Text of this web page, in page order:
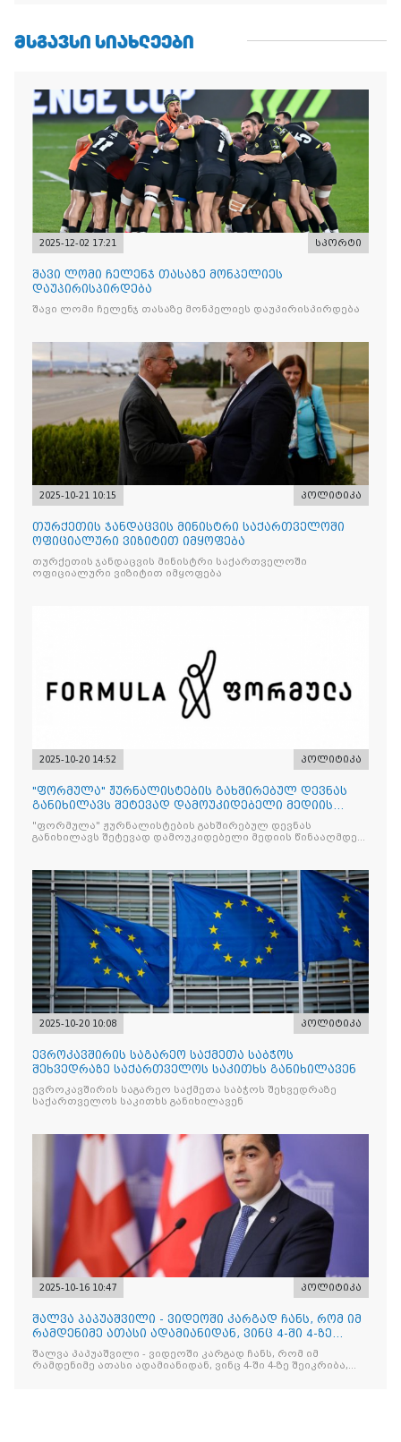
ᲛᲡᲒᲐᲕᲡᲘ ᲡᲘᲐᲮᲚᲔᲔᲑᲘ
2025-12-02 17:21 სპორტი
შავი ლომი ჩელენჯ თასაზე მონპელიეს
დაუპირისპირდება
შავი ლომი ჩელენჯ თასაზე მონპელიეს დაუპირისპირდება
2025-10-21 10:15 პოლიტიკა
თურქეთის ჯანდაცვის მინისტრი საქართველოში
ოფიციალური ვიზიტით იმყოფება
თურქეთის ჯანდაცვის მინისტრი საქართველოში
ოფიციალური ვიზიტით იმყოფება
2025-10-20 14:52 პოლიტიკა
"ფორმულა" ჟურნალისტების გახშირებულ დევნას
განიხილავს შეტევად დამოუკიდებელი მედიის
წინააღმდ
"ფორმულა" ჟურნალისტების გახშირებულ დევნას
განიხილავს შეტევად დამოუკიდებელი მედიის წინააღმდეგ,
2025-10-20 10:08 პოლიტიკა
ევროკავშირის საგარეო საქმეთა საბჭოს
შეხვედრაზე საქართველოს საკითხს განიხილავენ
ევროკავშირის საგარეო საქმეთა საბჭოს შეხვედრაზე
საქართველოს საკითხს განიხილავენ
2025-10-16 10:47 პოლიტიკა
შალვა პაპუაშვილი - ვიდეოში კარგად ჩანს, რომ იმ
რამდენიმე ათასი ადამიანიდან, ვინც 4-ში 4-ზე
შეიკრიბა,
შალვა პაპუაშვილი - ვიდეოში კარგად ჩანს, რომ იმ
რამდენიმე ათასი ადამიანიდან, ვინც 4-ში 4-ზე შეიკრიბა,